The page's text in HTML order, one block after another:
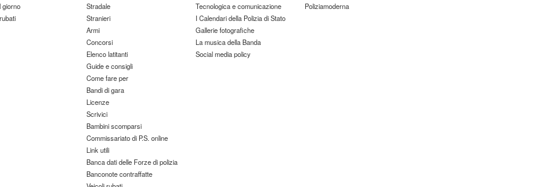
giorno
Stradale
Stranieri
Armi
Concorsi
Elenco latitanti
Guide e consigli
Come fare per
Bandi di gara
Licenze
Scrivici
Bambini scomparsi
Commissariato di P.S. online
Link utili
Banca dati delle Forze di polizia
Banconote contraffatte
Tecnologica e comunicazione
I Calendari della Polizia di Stato
Gallerie fotografiche
La musica della Banda
Social media policy
Poliziamoderna